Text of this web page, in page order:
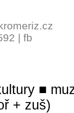
+ zuš)
| fb